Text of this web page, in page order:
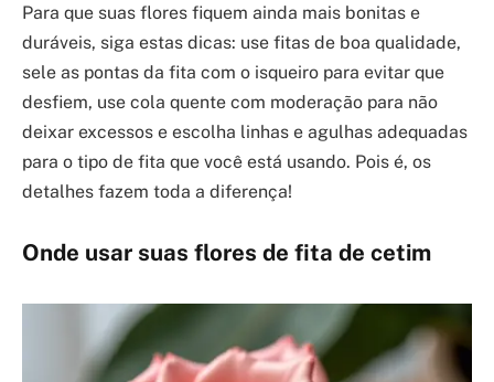
Para que suas flores fiquem ainda mais bonitas e
duráveis, siga estas dicas: use fitas de boa qualidade,
sele as pontas da fita com o isqueiro para evitar que
desfiem, use cola quente com moderação para não
deixar excessos e escolha linhas e agulhas adequadas
para o tipo de fita que você está usando. Pois é, os
detalhes fazem toda a diferença!
Onde usar suas flores de fita de cetim